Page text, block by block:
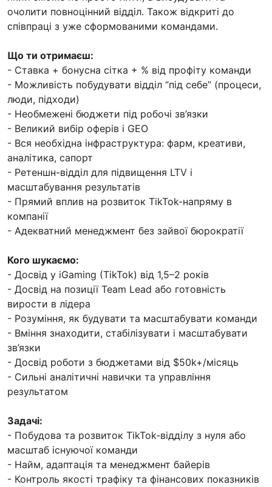
очолити повноцінний відділ. Також відкриті до
співпраці з уже сформованими командами.
Що ти отримаєш:
- Ставка + бонусна сітка + % від профіту команди
- Можливість побудувати відділ “під себе” (процеси,
люди, підходи)
- Необмежені бюджети під робочі зв’язки
- Великий вибір оферів і GEO
- Вся необхідна інфраструктура: фарм, креативи,
аналітика, сапорт
- Ретеншн-відділ для підвищення LTV і
масштабування результатів
- Прямий вплив на розвиток TikTok-напряму в
компанії
- Адекватний менеджмент без зайвої бюрократії
Кого шукаємо:
- Досвід у iGaming (TikTok) від 1,5–2 років
- Досвід на позиції Team Lead або готовність
вирости в лідера
- Розуміння, як будувати та масштабувати команди
- Вміння знаходити, стабілізувати і масштабувати
зв’язки
- Досвід роботи з бюджетами від $50k+/місяць
- Сильні аналітичні навички та управління
результатом
Задачі:
- Побудова та розвиток TikTok-відділу з нуля або
масштаб існуючої команди
- Найм, адаптація та менеджмент байерів
- Контроль якості трафіку та фінансових показників